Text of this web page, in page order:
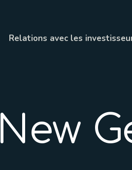
Relations avec les
New